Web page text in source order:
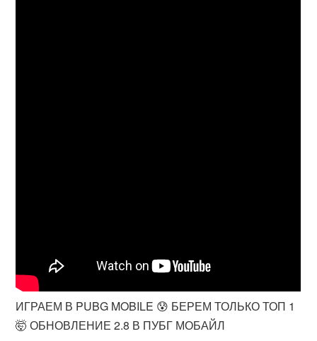
ИГРАЕМ В PUBG MOBILE 😰 БЕРЕМ ТОЛЬКО ТОП 1
🤯 ОБНОВЛЕНИЕ 2.8 В ПУБГ МОБАЙЛ